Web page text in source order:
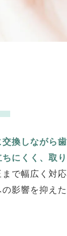
換しながら
にくく、取
で幅広く対
影響を抑え